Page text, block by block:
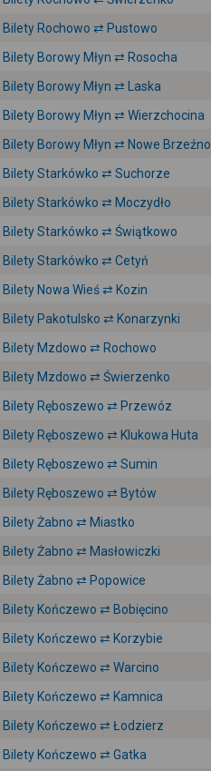
Bilety Rochowo ⇄ Pustowo
Bilety Borowy Młyn ⇄ Rosocha
Bilety Borowy Młyn ⇄ Laska
Bilety Borowy Młyn ⇄ Wierzchocina
Bilety Borowy Młyn ⇄ Nowe Brzeźno
Bilety Starkówko ⇄ Suchorze
Bilety Starkówko ⇄ Moczydło
Bilety Starkówko ⇄ Świątkowo
Bilety Starkówko ⇄ Cetyń
Bilety Nowa Wieś ⇄ Kozin
Bilety Pakotulsko ⇄ Konarzynki
Bilety Mzdowo ⇄ Rochowo
Bilety Mzdowo ⇄ Świerzenko
Bilety Ręboszewo ⇄ Przewóz
Bilety Ręboszewo ⇄ Klukowa Huta
Bilety Ręboszewo ⇄ Sumin
Bilety Ręboszewo ⇄ Bytów
Bilety Żabno ⇄ Miastko
Bilety Żabno ⇄ Masłowiczki
Bilety Żabno ⇄ Popowice
Bilety Kończewo ⇄ Bobięcino
Bilety Kończewo ⇄ Korzybie
Bilety Kończewo ⇄ Warcino
Bilety Kończewo ⇄ Kamnica
Bilety Kończewo ⇄ Łodzierz
Bilety Kończewo ⇄ Gatka